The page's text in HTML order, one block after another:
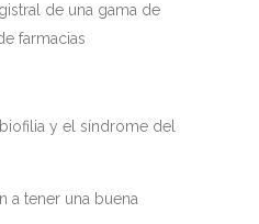
de una gama de
farmacias
y el síndrome del
a tener una buena